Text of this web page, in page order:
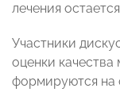
лечения
Участники
оценки
формируются на